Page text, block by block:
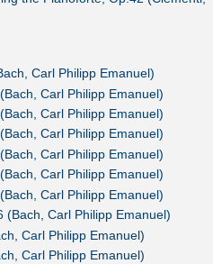
Carl Philipp Emanuel)
Carl Philipp Emanuel)
Carl Philipp Emanuel)
Carl Philipp Emanuel)
Carl Philipp Emanuel)
Carl Philipp Emanuel)
Carl Philipp Emanuel)
(Bach, Carl Philipp Emanuel)
Carl Philipp Emanuel)
Carl Philipp Emanuel)